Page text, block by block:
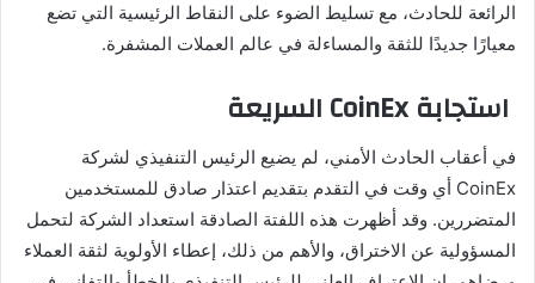
الرائعة للحادث، مع تسليط الضوء على النقاط الرئيسية التي تضع
معيارًا جديدًا للثقة والمساءلة في عالم العملات المشفرة.
استجابة CoinEx السريعة
في أعقاب الحادث الأمني، لم يضيع الرئيس التنفيذي لشركة
CoinEx أي وقت في التقدم بتقديم اعتذار صادق للمستخدمين
المتضررين. وقد أظهرت هذه اللفتة الصادقة استعداد الشركة لتحمل
المسؤولية عن الاختراق، والأهم من ذلك، إعطاء الأولوية لثقة العملاء